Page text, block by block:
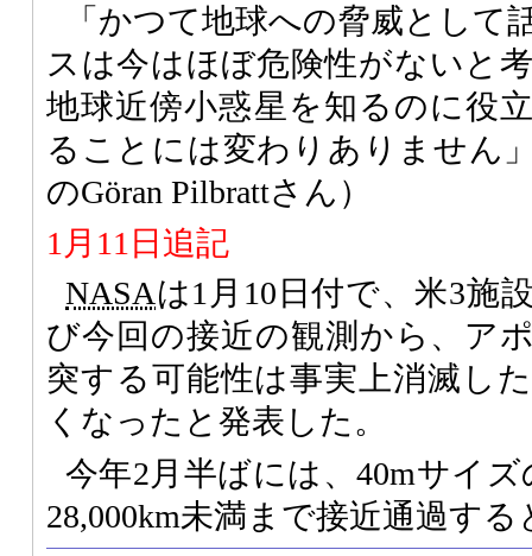
「かつて地球への脅威として
スは今はほぼ危険性がないと
地球近傍小惑星を知るのに役
ることには変わりありません
のGöran Pilbrattさん）
1月11日追記
NASAは1月10日付で、米3施
び今回の接近の観測から、ア
突する可能性は事実上消滅し
くなったと発表した。
今年2月半ばには、40mサイズ
28,000km未満まで接近通過する